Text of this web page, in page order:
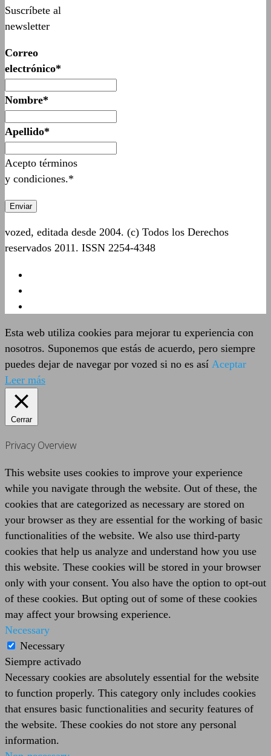
Suscríbete al
newsletter
Correo
electrónico*
Nombre*
Apellido*
Acepto términos
y condiciones.*
vozed, editada desde 2004. (c) Todos los Derechos
reservados 2011. ISSN 2254-4348
Esta web utiliza cookies para mejorar tu experiencia con
nosotros. Suponemos que estás de acuerdo, pero siempre
puedes dejar de navegar por vozed si no es así Aceptar
Leer más
Cerrar
Privacy Overview
This website uses cookies to improve your experience
while you navigate through the website. Out of these, the
cookies that are categorized as necessary are stored on
your browser as they are essential for the working of basic
functionalities of the website. We also use third-party
cookies that help us analyze and understand how you use
this website. These cookies will be stored in your browser
only with your consent. You also have the option to opt-out
of these cookies. But opting out of some of these cookies
may affect your browsing experience.
Necessary
Necessary
Siempre activado
Necessary cookies are absolutely essential for the website
to function properly. This category only includes cookies
that ensures basic functionalities and security features of
the website. These cookies do not store any personal
information.